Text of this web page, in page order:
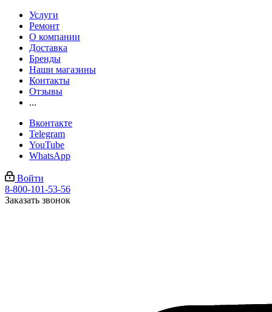
Услуги
Ремонт
О компании
Доставка
Бренды
Наши магазины
Контакты
Отзывы
...
Вконтакте
Telegram
YouTube
WhatsApp
Войти
8-800-101-53-56
Заказать звонок